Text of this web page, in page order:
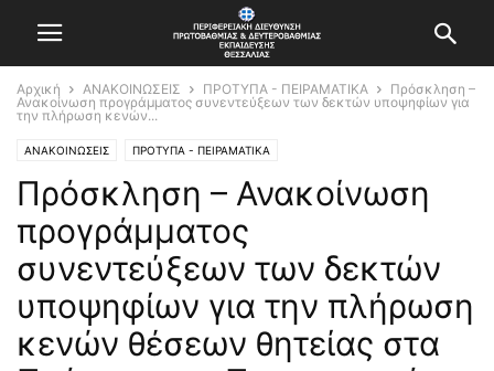
Αρχική ΑΝΑΚΟΙΝΩΣΕΙΣ ΠΡΟΤΥΠΑ - ΠΕΙΡΑΜΑΤΙΚΑ
Πρόσκληση –
Ανακοίνωση προγράμματος συνεντεύξεων των δεκτών υποψηφίων για
την πλήρωση κενών...
ΑΝΑΚΟΙΝΩΣΕΙΣ ΠΡΟΤΥΠΑ - ΠΕΙΡΑΜΑΤΙΚΑ
Πρόσκληση – Ανακοίνωση
προγράμματος
συνεντεύξεων των δεκτών
υποψηφίων για την πλήρωση
κενών θέσεων θητείας στα